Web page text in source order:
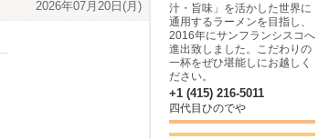
2026年07月20日(月)
汁・旨味」を活かした世界に
通用するラーメンを目指し、
2016年にサンフランシスコへ
進出致しました。こだわりの
一杯をぜひ堪能しにお越しく
ださい。
+1 (415) 216-5011
四代目ひのでや